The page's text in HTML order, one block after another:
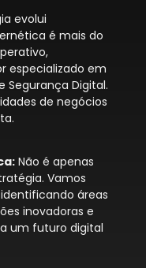
evolui
é mais do
especializado em
Segurança Digital.
de negócios
Não é apenas
Vamos
áreas
inovadoras e
um futuro digital